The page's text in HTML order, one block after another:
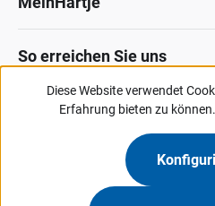
So erreichen Sie uns
Datenschutz Impressum
Kontakt
Unsere Angebote & Services richten
Diese Website verwendet
Erfahrung bieten zu können.